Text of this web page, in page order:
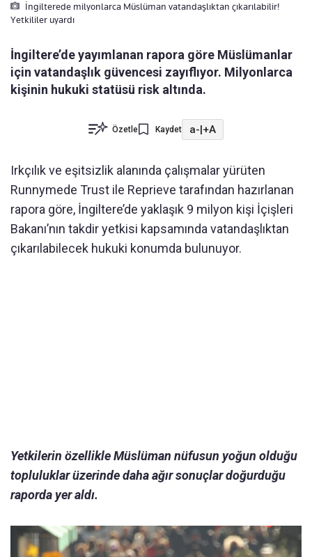
İngilterede milyonlarca Müslüman vatandaşlıktan çıkarılabilir!
Yetkililer uyardı
İngiltere’de yayımlanan rapora göre Müslümanlar
için vatandaşlık güvencesi zayıflıyor. Milyonlarca
kişinin hukuki statüsü risk altında.
Özetle Kaydet a-|+A
Irkçılık ve eşitsizlik alanında çalışmalar yürüten
Runnymede Trust ile Reprieve tarafından hazırlanan
rapora göre, İngiltere’de yaklaşık 9 milyon kişi İçişleri
Bakanı’nın takdir yetkisi kapsamında vatandaşlıktan
çıkarılabilecek hukuki konumda bulunuyor.
Yetkilerin özellikle Müslüman nüfusun yoğun olduğu
topluluklar üzerinde daha ağır sonuçlar doğurduğu
raporda yer aldı.